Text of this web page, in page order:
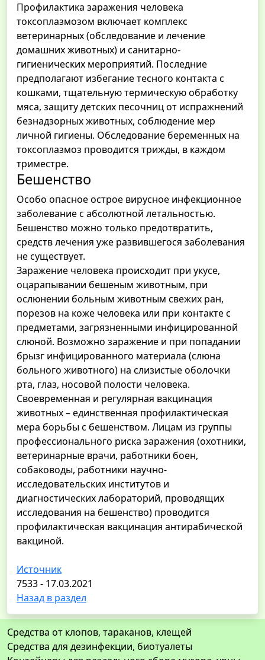
Профилактика заражения человека
токсоплазмозом включает комплекс
ветеринарных (обследование и лечение
домашних животных) и санитарно-
гигиенических мероприятий. Последние
предполагают избегание тесного контакта с
кошками, тщательную термическую обработку
мяса, защиту детских песочниц от испражнений
безнадзорных животных, соблюдение мер
личной гигиены. Обследование беременных на
токсоплазмоз проводится трижды, в каждом
триместре.
Бешенство
Особо опасное острое вирусное инфекционное
заболевание с абсолютной летальностью.
Бешенство можно только предотвратить,
средств лечения уже развившегося заболевания
не существует.
Заражение человека происходит при укусе,
оцарапывании бешеным животным, при
ослюнении больным животным свежих ран,
порезов на коже человека или при контакте с
предметами, загрязненными инфицированной
слюной. Возможно заражение и при попадании
брызг инфицированного материала (слюна
больного животного) на слизистые оболочки
рта, глаз, носовой полости человека.
Своевременная и регулярная вакцинация
животных – единственная профилактическая
мера борьбы с бешенством. Лицам из группы
профессионального риска заражения (охотники,
ветеринарные врачи, работники боен,
собаководы, работники научно-
исследовательских институтов и
диагностических лабораторий, проводящих
исследования на бешенство) проводится
профилактическая вакцинация антирабической
вакциной.
Источник
7533 - 17.03.2021
Назад в раздел
Средства от клопов, тараканов, клещей
Средства для дезинфекции, биотуалеты